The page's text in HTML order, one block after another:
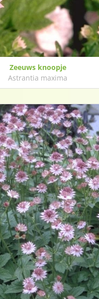
Zeeuws knoopje
Astrantia maxima